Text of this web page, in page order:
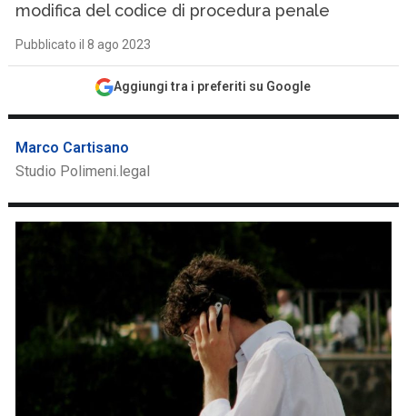
modifica del codice di procedura penale
Pubblicato il 8 ago 2023
Aggiungi tra i preferiti su Google
Marco Cartisano
Studio Polimeni.legal